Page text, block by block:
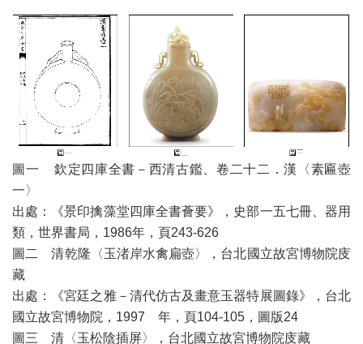
圖一 欽定四庫全書－西清古鑑、卷二十二．漢〈素匾壺
一〉
出處：《景印擒藻堂四庫全書薈要》，史部一五七冊、器用
類，世界書局，1986年，頁243-626
圖二 清乾隆〈玉渚岸水禽扁壺〉，台北國立故宮博物院庋
藏
出處：《宮廷之雅－清代仿古及畫意玉器特展圖錄》，台北
國立故宮博物院，1997 年，頁104-105，圖版24
圖三 清〈玉松陰插屏〉，台北國立故宮博物院庋藏